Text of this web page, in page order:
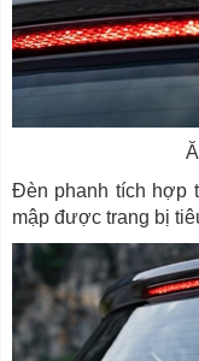
Đèn phanh tích hợp
mập được trang bị